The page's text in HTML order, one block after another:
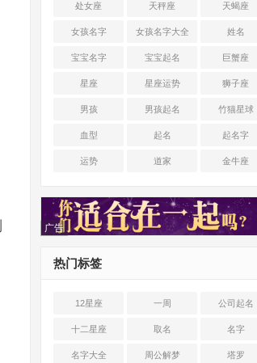
处女座 天秤座 天蝎座
女孩名字 女孩名字大全 姓名
宝宝名字 宝宝起名 巨蟹座
星座 星座运势 狮子座
男孩 男孩起名 竹猫星球
血型 起名 起名字
运势 道家 金牛座
广告
热门标签
12星座 一周 公司起名
十二星座 取名 名字
名字大全 周公解梦 塔罗